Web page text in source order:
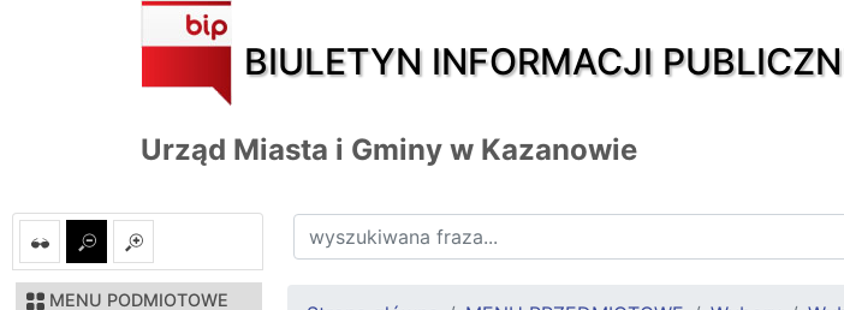
BIULETYN INFORMACJI
Urząd Miasta i Gminy w Kazanowie
MENU PODMIOTOWE